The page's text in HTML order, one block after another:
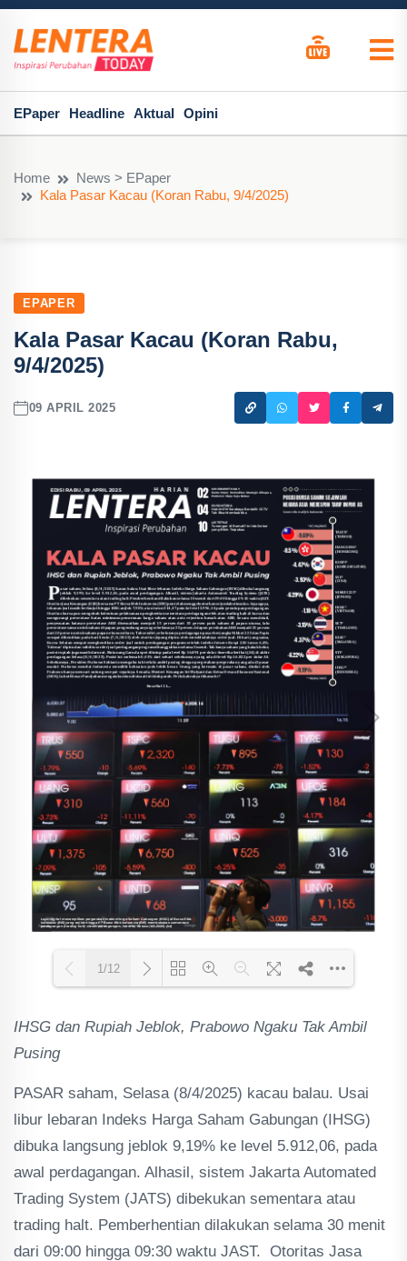
EPaper Headline Aktual Opini
Home
News > EPaper
Kala Pasar Kacau (Koran Rabu, 9/4/2025)
EPAPER
Kala Pasar Kacau (Koran Rabu,
9/4/2025)
09 APRIL 2025
Loading PDF 62% ...
1/12
IHSG dan Rupiah Jeblok, Prabowo Ngaku Tak Ambil
Pusing
PASAR saham, Selasa (8/4/2025) kacau balau. Usai
libur lebaran Indeks Harga Saham Gabungan (IHSG)
dibuka langsung jeblok 9,19% ke level 5.912,06, pada
awal perdagangan. Alhasil, sistem Jakarta Automated
Trading System (JATS) dibekukan sementara atau
trading halt. Pemberhentian dilakukan selama 30 menit
dari 09:00 hingga 09:30 waktu JAST. Otoritas Jasa